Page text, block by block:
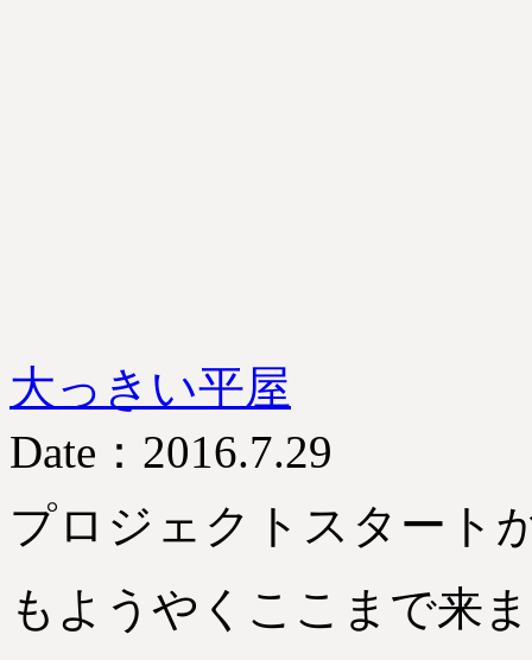
大っきい平屋
Date：2016.7.29
プロジェクトスタート
もようやくここまで来